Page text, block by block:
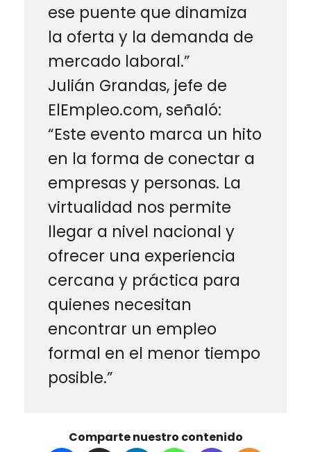
ese puente que dinamiza
la oferta y la demanda de
mercado laboral.”
Julián Grandas, jefe de
ElEmpleo.com, señaló:
“Este evento marca un hito
en la forma de conectar a
empresas y personas. La
virtualidad nos permite
llegar a nivel nacional y
ofrecer una experiencia
cercana y práctica para
quienes necesitan
encontrar un empleo
formal en el menor tiempo
posible.”
Comparte nuestro contenido